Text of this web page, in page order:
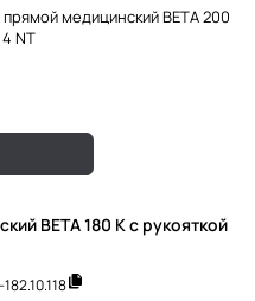
прямой медицинский BETA 200
NT
BETA 180 K с рукояткой